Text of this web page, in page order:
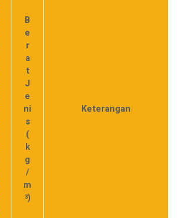
B
e
r
a
t
J
e
ni
s
(
k
g
/
m
3)
Keterangan